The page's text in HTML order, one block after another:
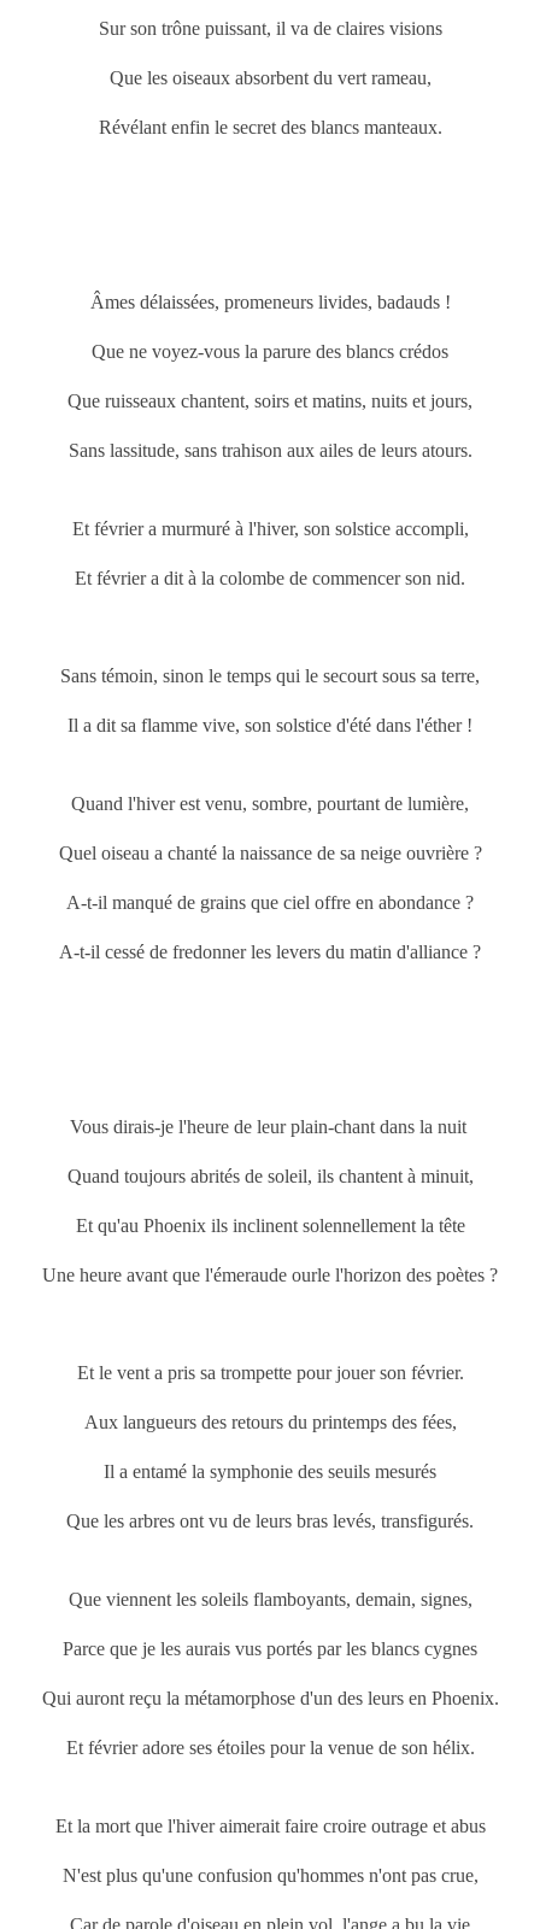
Sur son trône puissant, il va de claires visions
Que les oiseaux absorbent du vert rameau,
Révélant enfin le secret des blancs manteaux.
Âmes délaissées, promeneurs livides, badauds !
Que ne voyez-vous la parure des blancs crédos
Que ruisseaux chantent, soirs et matins, nuits et jours,
Sans lassitude, sans trahison aux ailes de leurs atours.
Et février a murmuré à l'hiver, son solstice accompli,
Et février a dit à la colombe de commencer son nid.
Sans témoin, sinon le temps qui le secourt sous sa terre,
Il a dit sa flamme vive, son solstice d'été dans l'éther !
Quand l'hiver est venu, sombre, pourtant de lumière,
Quel oiseau a chanté la naissance de sa neige ouvrière ?
A-t-il manqué de grains que ciel offre en abondance ?
A-t-il cessé de fredonner les levers du matin d'alliance ?
Vous dirais-je l'heure de leur plain-chant dans la nuit
Quand toujours abrités de soleil, ils chantent à minuit,
Et qu'au Phoenix ils inclinent solennellement la tête
Une heure avant que l'émeraude ourle l'horizon des poètes ?
Et le vent a pris sa trompette pour jouer son février.
Aux langueurs des retours du printemps des fées,
Il a entamé la symphonie des seuils mesurés
Que les arbres ont vu de leurs bras levés, transfigurés.
Que viennent les soleils flamboyants, demain, signes,
Parce que je les aurais vus portés par les blancs cygnes
Qui auront reçu la métamorphose d'un des leurs en Phoenix.
Et février adore ses étoiles pour la venue de son hélix.
Et la mort que l'hiver aimerait faire croire outrage et abus
N'est plus qu'une confusion qu'hommes n'ont pas crue,
Car de parole d'oiseau en plein vol, l'ange a bu la vie